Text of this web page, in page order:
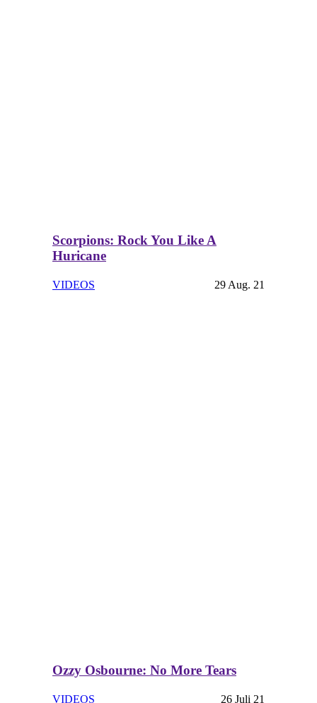
Scorpions: Rock You Like A
Huricane
VIDEOS 29 Aug. 21
Ozzy Osbourne: No More Tears
VIDEOS 26 Juli 21